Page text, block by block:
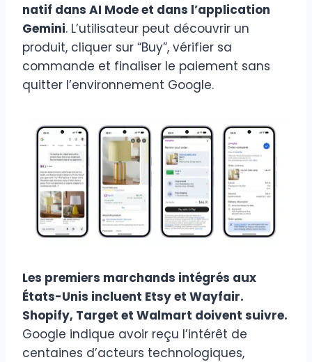
natif dans AI Mode et dans l’application
Gemini. L’utilisateur peut découvrir un
produit, cliquer sur “Buy”, vérifier sa
commande et finaliser le paiement sans
quitter l’environnement Google.
Les premiers marchands intégrés aux
États-Unis incluent Etsy et Wayfair.
Shopify, Target et Walmart doivent suivre.
Google indique avoir reçu l’intérêt de
centaines d’acteurs technologiques,